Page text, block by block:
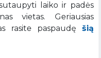
laiko ir padės
vietas. Geriausias
rasite paspaudę šią